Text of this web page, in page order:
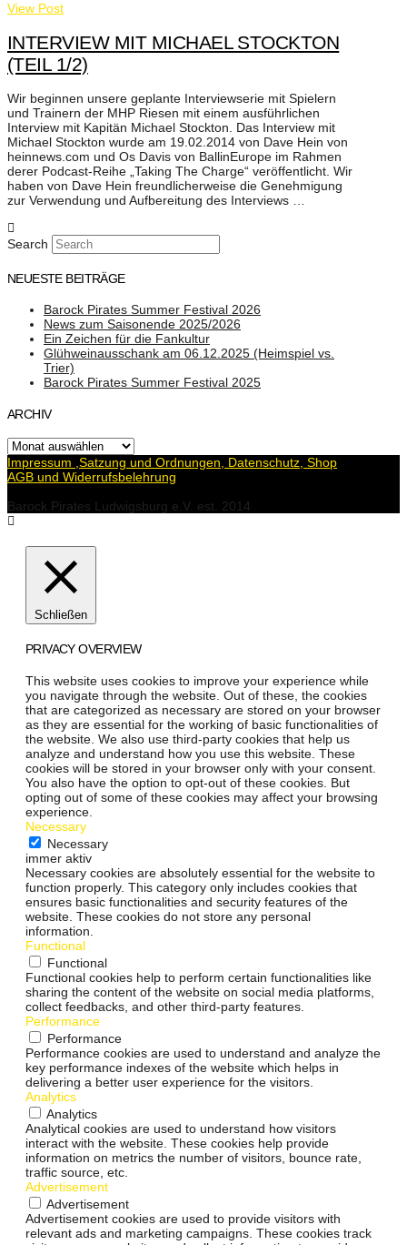
View Post
INTERVIEW MIT MICHAEL STOCKTON
(TEIL 1/2)
Wir beginnen unsere geplante Interviewserie mit Spielern
und Trainern der MHP Riesen mit einem ausführlichen
Interview mit Kapitän Michael Stockton. Das Interview mit
Michael Stockton wurde am 19.02.2014 von Dave Hein von
heinnews.com und Os Davis von BallinEurope im Rahmen
derer Podcast-Reihe „Taking The Charge“ veröffentlicht. Wir
haben von Dave Hein freundlicherweise die Genehmigung
zur Verwendung und Aufbereitung des Interviews …
Search
NEUESTE BEITRÄGE
Barock Pirates Summer Festival 2026
News zum Saisonende 2025/2026
Ein Zeichen für die Fankultur
Glühweinausschank am 06.12.2025 (Heimspiel vs.
Trier)
Barock Pirates Summer Festival 2025
ARCHIV
Archiv
Impressum ,Satzung und Ordnungen, Datenschutz, Shop
AGB und Widerrufsbelehrung
Barock Pirates Ludwigsburg e.V. est. 2014
Schließen
PRIVACY OVERVIEW
This website uses cookies to improve your experience while
you navigate through the website. Out of these, the cookies
that are categorized as necessary are stored on your browser
as they are essential for the working of basic functionalities of
the website. We also use third-party cookies that help us
analyze and understand how you use this website. These
cookies will be stored in your browser only with your consent.
You also have the option to opt-out of these cookies. But
opting out of some of these cookies may affect your browsing
experience.
Necessary
Necessary
immer aktiv
Necessary cookies are absolutely essential for the website to
function properly. This category only includes cookies that
ensures basic functionalities and security features of the
website. These cookies do not store any personal
information.
Functional
Functional
Functional cookies help to perform certain functionalities like
sharing the content of the website on social media platforms,
collect feedbacks, and other third-party features.
Performance
Performance
Performance cookies are used to understand and analyze the
key performance indexes of the website which helps in
delivering a better user experience for the visitors.
Analytics
Analytics
Analytical cookies are used to understand how visitors
interact with the website. These cookies help provide
information on metrics the number of visitors, bounce rate,
traffic source, etc.
Advertisement
Advertisement
Advertisement cookies are used to provide visitors with
relevant ads and marketing campaigns. These cookies track